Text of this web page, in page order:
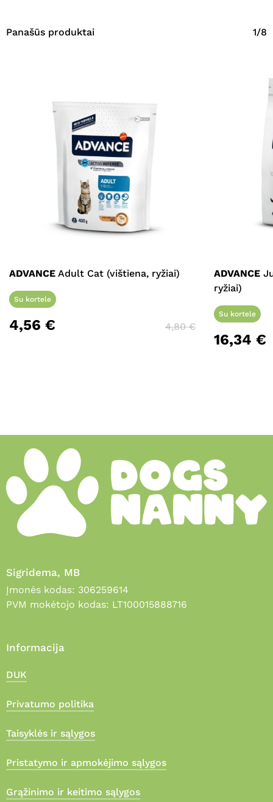
Panašūs produktai 1/8
ADVANCE Adult Cat (vištiena, ryžiai)
Su kortele
4,56 € 4,80€
ADVANCE
ryžiai)
Su kortele
16,34 €
Sigridema, MB
Įmonės kodas: 306259614
PVM mokėtojo kodas: LT100015888716
Informacija
DUK
Privatumo politika
Taisyklės ir sąlygos
Pristatymo ir apmokėjimo sąlygos
Grąžinimo ir keitimo sąlygos